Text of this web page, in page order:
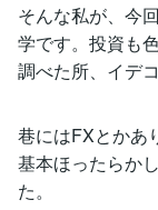
そんな私が、今
学です。投資も
調べた所、イデ
巷にはFXとかあ
基本ほったらか
た。